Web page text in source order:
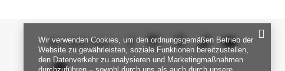
SEI UNS NAH
Wir verwenden Cookies, um den ordnungsgemäßen Betrieb der
Website zu gewährleisten, soziale Funktionen bereitzustellen,
den Datenverkehr zu analysieren und Marketingmaßnahmen